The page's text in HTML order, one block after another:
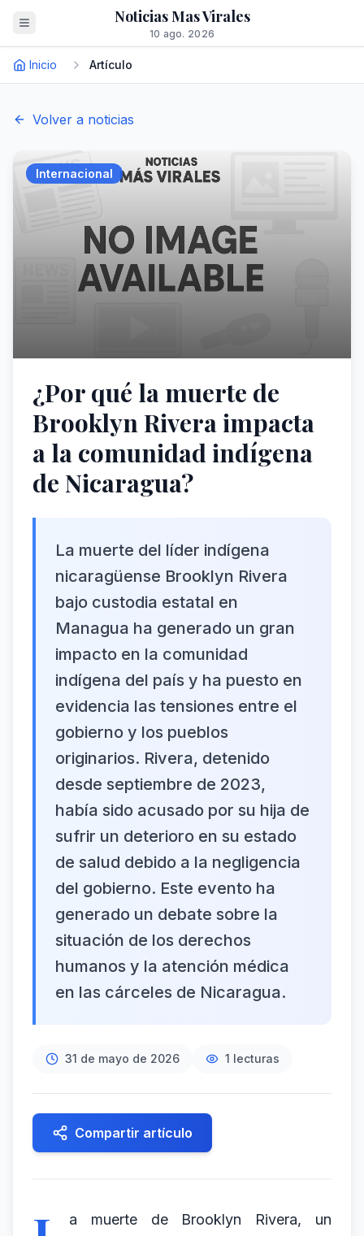
Noticias Mas Virales
10 ago. 2026
Inicio Artículo
Volver a noticias
Internacional
¿Por qué la muerte de
Brooklyn Rivera impacta
a la comunidad indígena
de Nicaragua?
La muerte del líder indígena
nicaragüense Brooklyn Rivera
bajo custodia estatal en
Managua ha generado un gran
impacto en la comunidad
indígena del país y ha puesto en
evidencia las tensiones entre el
gobierno y los pueblos
originarios. Rivera, detenido
desde septiembre de 2023,
había sido acusado por su hija de
sufrir un deterioro en su estado
de salud debido a la negligencia
del gobierno. Este evento ha
generado un debate sobre la
situación de los derechos
humanos y la atención médica
en las cárceles de Nicaragua.
31 de mayo de 2026 1 lecturas
Compartir artículo
a muerte de Brooklyn Rivera, un